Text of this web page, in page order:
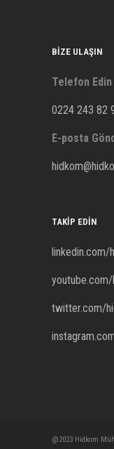
BIZE ULAŞIN
Telefon Edin
0224 243 82
E-posta
TAKIP EDIN
linkedin.com/
youtube.com/
twitter.com/
@2023 Hidkom